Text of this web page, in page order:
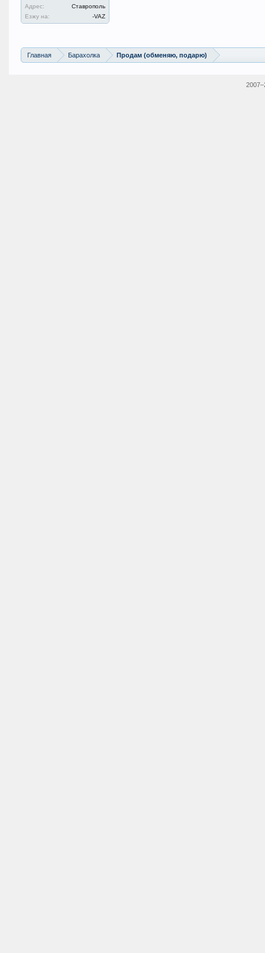
Адрес:
Ставрополь
Езжу на:
-VAZ
Главная Барахолка Продам (обменяю, подарю)
2007–